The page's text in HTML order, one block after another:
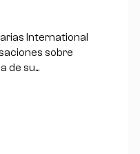
International
sobre
de su...